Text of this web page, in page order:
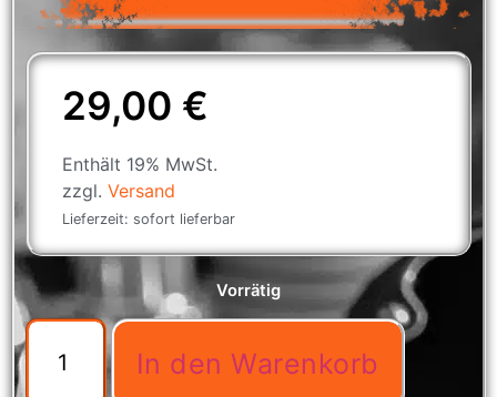
29,00 €
Enthält 19% MwSt.
zzgl. Versand
Lieferzeit: sofort lieferbar
Vorrätig
In den Warenkorb